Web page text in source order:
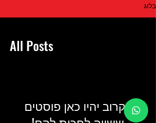
בלוג
All Posts
בקרוב יהיו כאן פוסטים